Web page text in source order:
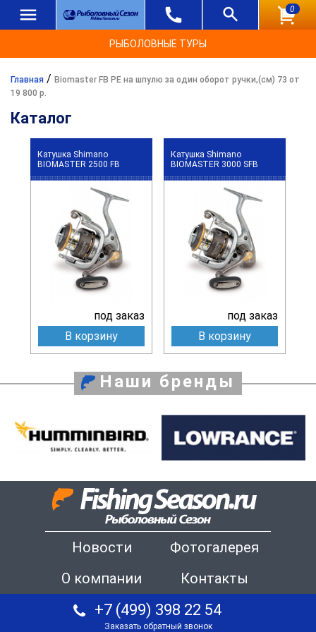
0
РЫБОЛОВНЫЕ ТУРЫ
Главная / Biomaster FB PE на шпулю за один оборот ручки,(см) 73 от
19 800 р.
Каталог
Катушка Shimano
BIOMASTER 2500 FB
под заказ
В корзину
Катушка Shimano
BIOMASTER 3000 SFB
под заказ
В корзину
Наши бренды
Новости
Фотогалерея
О компании
Контакты
+7 (499) 398 22 54
Заказать обратный звонок